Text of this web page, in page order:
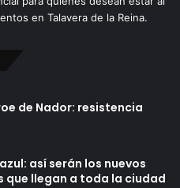
en Talavera de la Reina.
de Nador: resistencia
así serán los nuevos
llegan a toda la ciudad